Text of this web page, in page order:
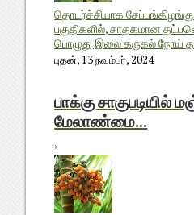
தொடர்ச்சியாக சேப்பங்கிழங்கு
பகுதிகளில், சாதகமான
பொழுது இலை கருகல் நோய்
புதன், 13 நவம்பர், 2024
பாக்கு
மேலாண்மை...
›